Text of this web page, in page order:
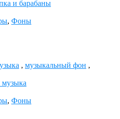
и барабаны
, Фоны
, музыкальный фон ,
музыка
, Фоны